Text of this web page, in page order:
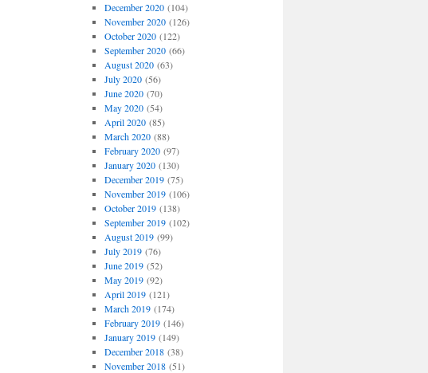
December 2020(104)
November 2020(126)
October 2020(122)
September 2020(66)
August 2020(63)
July 2020(56)
June 2020(70)
May 2020(54)
April 2020(85)
March 2020(88)
February 2020(97)
January 2020(130)
December 2019(75)
November 2019(106)
October 2019(138)
September 2019(102)
August 2019(99)
July 2019(76)
June 2019(52)
May 2019(92)
April 2019(121)
March 2019(174)
February 2019(146)
January 2019(149)
December 2018(38)
November 2018(51)